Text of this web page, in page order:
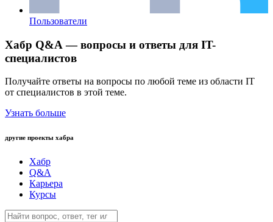
Пользователи
Хабр Q&A — вопросы и ответы для IT-
специалистов
Получайте ответы на вопросы по любой теме из области IT
от специалистов в этой теме.
Узнать больше
другие проекты хабра
Хабр
Q&A
Карьера
Курсы